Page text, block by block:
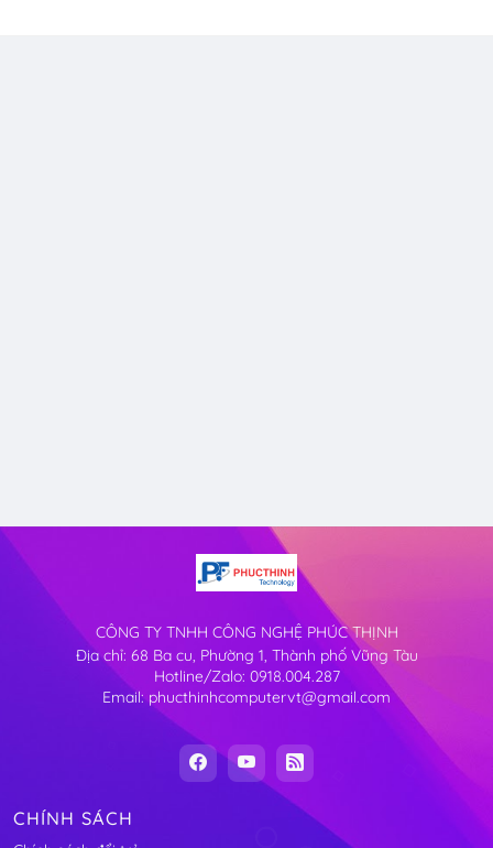
CÔNG TY TNHH CÔNG NGHỆ PHÚC THỊNH
Địa chỉ: 68 Ba cu, Phường 1, Thành phố Vũng Tàu
Hotline/Zalo: 0918.004.287
Email: phucthinhcomputervt@gmail.com
CHÍNH SÁCH